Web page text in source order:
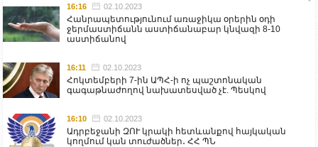
16:16 02.10.2023
Հանրապետությունում առաջիկա օրերին օդի
ջերմաստիճանն աստիճանաբար կնվազի 8-10
աստիճանով
16:11 02.10.2023
Հոկտեմբերի 7-ին ԱՊՀ-ի ոչ պաշտոնական
գագաթնաժողով նախատեսված չէ. Պեսկով
16:10 02.10.2023
Ադրբեջանի ԶՈՒ կրակի հետևանքով հայկական
կողմում կան տուժածներ․ ՀՀ ՊՆ